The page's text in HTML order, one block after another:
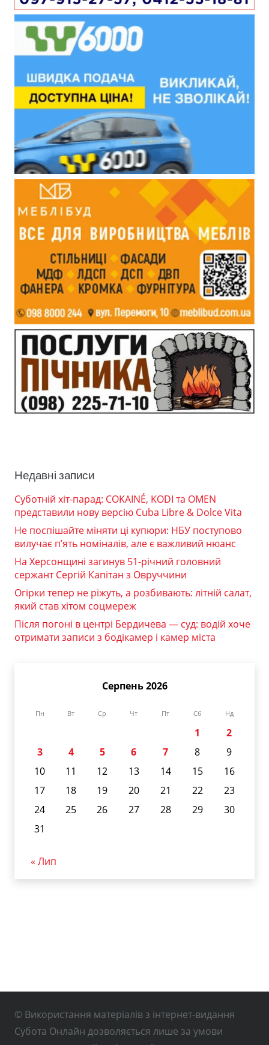
Недавні записи
Суботній хіт-парад: COKAINÉ, KODI та OMEN
представили нову версію Cuba Libre & Dolce Vita
Не поспішайте міняти ці купюри: НБУ поступово
вилучає п’ять номіналів, але є важливий нюанс
На Херсонщині загинув 51-річний головний
сержант Сергій Капітан з Овруччини
Огірки тепер не ріжуть, а розбивають: літній салат,
який став хітом соцмереж
Після погоні в центрі Бердичева — суд: водій хоче
отримати записи з бодікамер і камер міста
Серпень 2026
Пн Вт Ср Чт Пт Сб Нд
1
2
3
4 5 6 7 8
9
10
11 12 13 14 15
16
17
18 19 20 21 22
23
24
25 26 27 28 29
30
31
« Лип
© Використання матеріалів з інтернет-видання
Субота Онлайн дозволяється лише за умови